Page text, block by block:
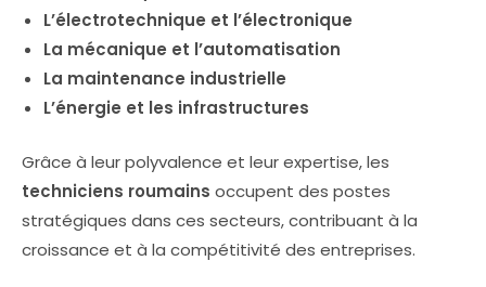
L’électrotechnique et l’électronique
La mécanique et l’automatisation
La maintenance industrielle
L’énergie et les infrastructures
Grâce à leur polyvalence et leur expertise, les
techniciens roumains occupent des postes
stratégiques dans ces secteurs, contribuant à la
croissance et à la compétitivité des entreprises.